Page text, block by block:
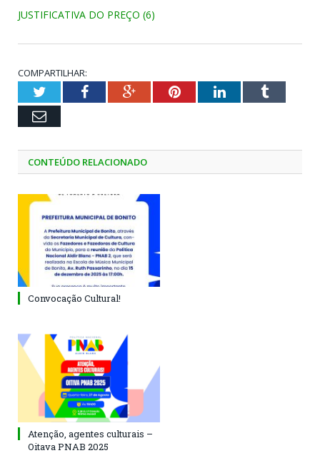
JUSTIFICATIVA DO PREÇO (6)
COMPARTILHAR:
TwitterFacebookGoogle+PinterestLinkedInTumblr
Email
CONTEÚDO RELACIONADO
Convocação Cultural!
Atenção, agentes culturais –
Oitava PNAB 2025